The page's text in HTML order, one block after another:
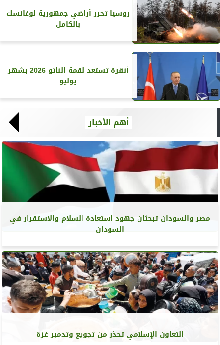
روسيا تحرر أراضي جمهورية لوغانسك
بالكامل
أنقرة تستعد لقمة الناتو 2026 بشهر
يوليو
أهم الأخبار
مصر والسودان تبحثان جهود استعادة السلام والاستقرار في
السودان
التعاون الإسلامي تحذر من تجويع وتدمير غزة